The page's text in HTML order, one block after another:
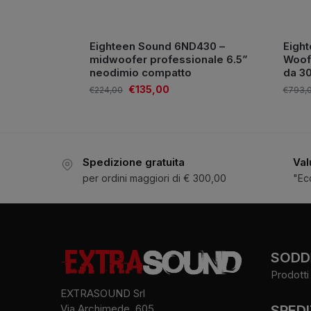
Eighteen Sound 6ND430 –
midwoofer professionale 6.5”
neodimio compatto
€224,00 €135,00
da
€
Spedizione gratuita
per ordini maggiori di € 300,00
EXTRASOUND Srl
Prodotti